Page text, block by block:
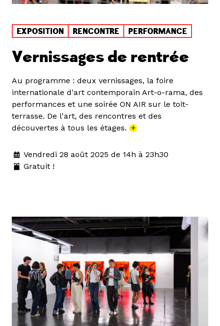
EXPOSITION RENCONTRE PERFORMANCE
Vernissages de rentrée
Au programme : deux vernissages, la foire
internationale d'art contemporain Art-o-rama, des
performances et une soirée ON AIR sur le toit-
terrasse. De l'art, des rencontres et des
découvertes à tous les étages. +
Vendredi 28 août 2025 de 14h à 23h30
Gratuit !